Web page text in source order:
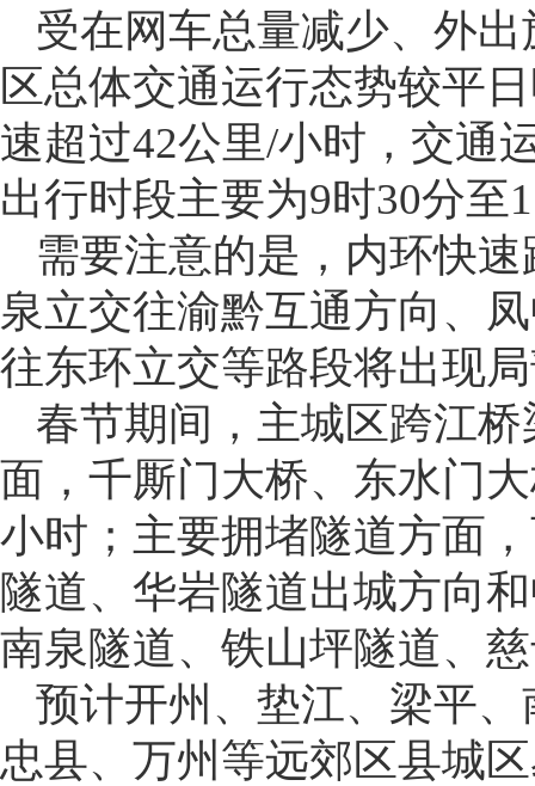
受在网车总量减少、外
区总体交通运行态势较平
速超过42公里/小时，交通
出行时段主要为9时30分至
需要注意的是，内环快
泉立交往渝黔互通方向、
往东环立交等路段将出现
春节期间，主城区跨江
面，千厮门大桥、东水门
小时；主要拥堵隧道方面
隧道、华岩隧道出城方向
南泉隧道、铁山坪隧道、
预计开州、垫江、梁平
忠县、万州等远郊区县城